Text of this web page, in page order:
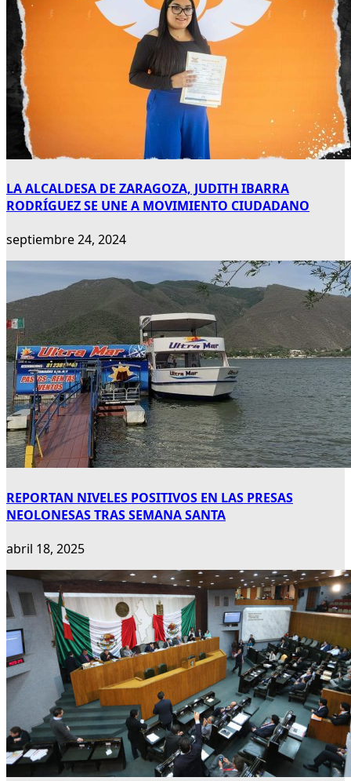
LA ALCALDESA DE ZARAGOZA, JUDITH IBARRA
RODRÍGUEZ SE UNE A MOVIMIENTO CIUDADANO
septiembre 24, 2024
REPORTAN NIVELES POSITIVOS EN LAS PRESAS
NEOLONESAS TRAS SEMANA SANTA
abril 18, 2025